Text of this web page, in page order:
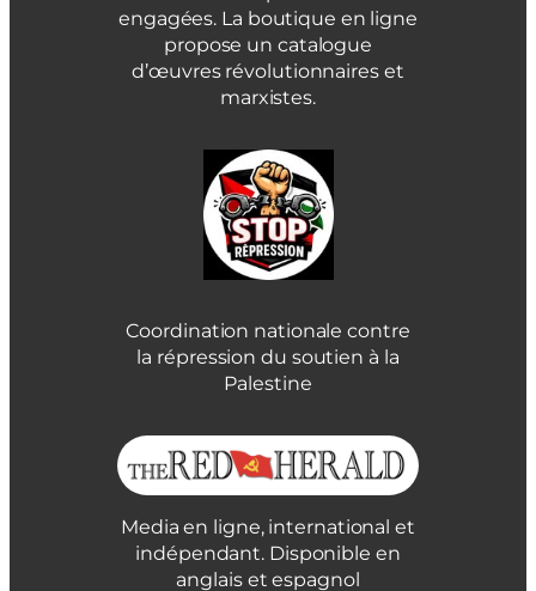
engagées. La boutique en ligne
propose un catalogue
d’œuvres révolutionnaires et
marxistes.
Coordination nationale contre
la répression du soutien à la
Palestine
Media en ligne, international et
indépendant. Disponible en
anglais et espagnol